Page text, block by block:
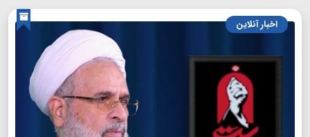
اخبار آنلاین